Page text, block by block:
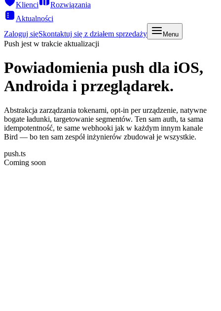
Klienci
Rozwiązania
Aktualności
Zaloguj sięSkontaktuj się z działem sprzedaży Menu
Push jest w trakcie aktualizacji
Powiadomienia push dla iOS,
Androida i przeglądarek.
Abstrakcja zarządzania tokenami, opt-in per urządzenie, natywne
bogate ładunki, targetowanie segmentów. Ten sam auth, ta sama
idempotentność, te same webhooki jak w każdym innym kanale
Bird — bo ten sam zespół inżynierów zbudował je wszystkie.
push.ts
Coming soon